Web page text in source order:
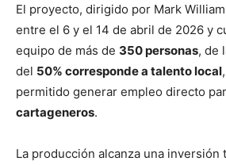
El proyecto, dirigido por Mark
entre el 6 y el 14 de abril de 2026 y
equipo de más de 350 personas, de
del 50% corresponde a talento local
permitido generar empleo directo
cartageneros.
La producción alcanza una inversión